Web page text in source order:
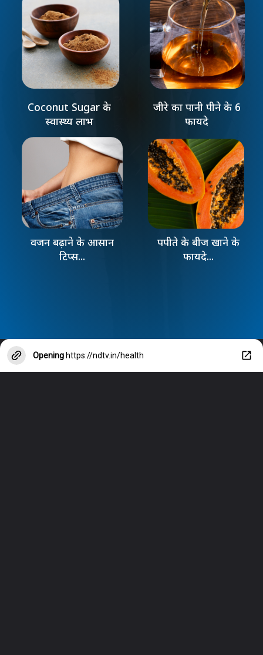
Coconut Sugar के
स्वास्थ्य लाभ
वजन बढ़ाने के आसान
टिप्स...
जीरे का पानी पीने के 6
फायदे
पपीते के बीज खाने के
फायदे...
Opening https://ndtv.in/health